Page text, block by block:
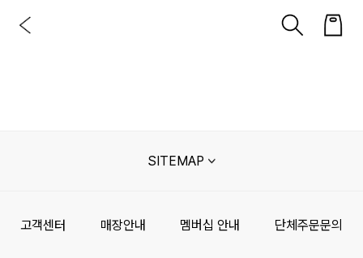
SITEMAP
고객센터 매장안내 멤버십 안내 단체주문문의